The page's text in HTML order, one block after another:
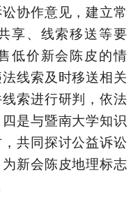
协作意见，建立常
享、线索移送等要
低价新会陈皮的情
线索及时移送相关
索进行研判，依法
是与暨南大学知识
共同探讨公益诉讼
新会陈皮地理标志